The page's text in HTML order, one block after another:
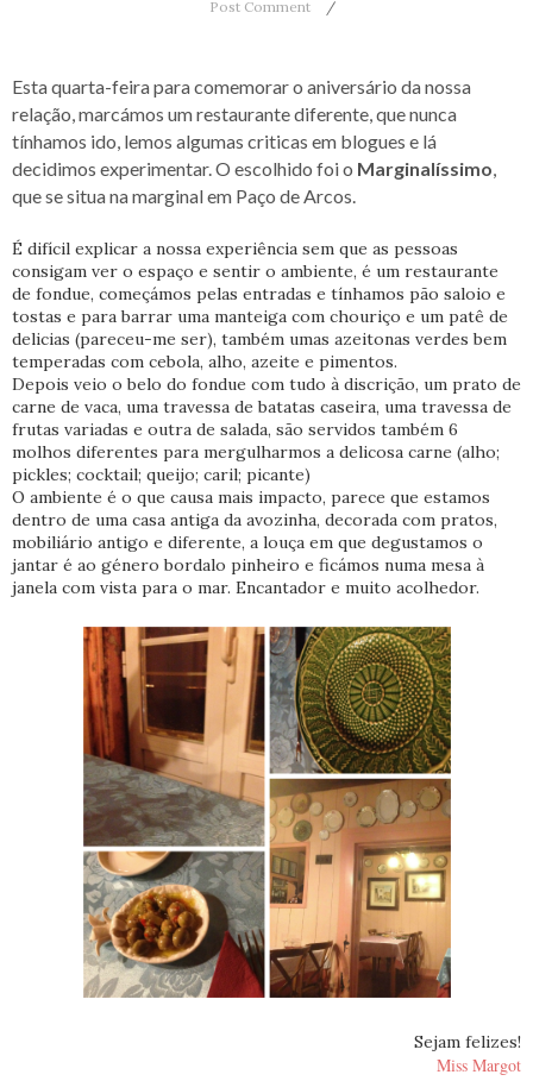
Post Comment
Esta quarta-feira para comemorar o aniversário da nossa
relação, marcámos um restaurante diferente, que nunca
tínhamos ido, lemos algumas criticas em blogues e lá
decidimos experimentar. O escolhido foi o Marginalíssimo,
que se situa na marginal em Paço de Arcos.
É difícil explicar a nossa experiência sem que as pessoas
consigam ver o espaço e sentir o ambiente, é um restaurante
de fondue, começámos pelas entradas e tínhamos pão saloio e
tostas e para barrar uma manteiga com chouriço e um patê de
delicias (pareceu-me ser), também umas azeitonas verdes bem
temperadas com cebola, alho, azeite e pimentos.
Depois veio o belo do fondue com tudo à discrição, um prato de
carne de vaca, uma travessa de batatas caseira, uma travessa de
frutas variadas e outra de salada, são servidos também 6
molhos diferentes para mergulharmos a delicosa carne (alho;
pickles; cocktail; queijo; caril; picante)
O ambiente é o que causa mais impacto, parece que estamos
dentro de uma casa antiga da avozinha, decorada com pratos,
mobiliário antigo e diferente, a louça em que degustamos o
jantar é ao género bordalo pinheiro e ficámos numa mesa à
janela com vista para o mar. Encantador e muito acolhedor.
Sejam felizes!
Miss Margot